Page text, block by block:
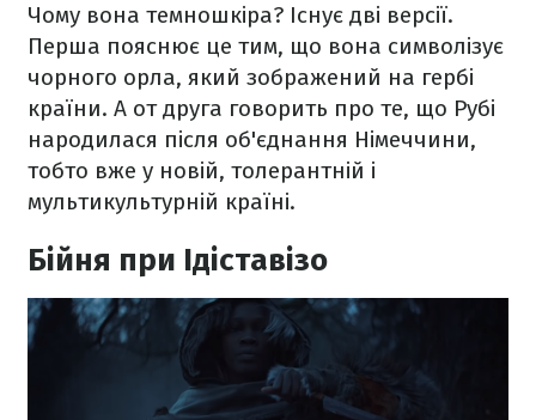
Чому вона темношкіра? Існує дві версії.
Перша пояснює це тим, що вона символізує
чорного орла, який зображений на гербі
країни. А от друга говорить про те, що Рубі
народилася після об'єднання Німеччини,
тобто вже у новій, толерантній і
мультикультурній країні.
Бійня при Ідіставізо